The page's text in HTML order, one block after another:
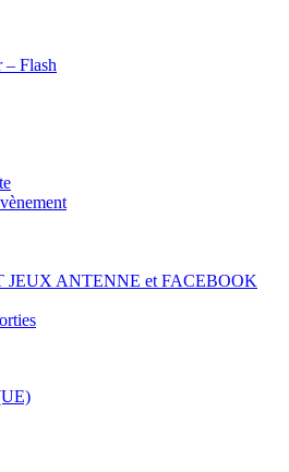
– Flash
JEUX ANTENNE et FACEBOOK